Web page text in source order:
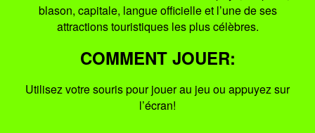
blason, capitale, langue officielle et l’une de ses
attractions touristiques les plus célèbres.
COMMENT JOUER:
Utilisez votre souris pour jouer au jeu ou appuyez sur
l’écran!